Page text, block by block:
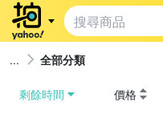
全部分類
剩餘時間 價格